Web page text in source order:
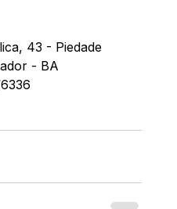
43 - Piedade
- BA